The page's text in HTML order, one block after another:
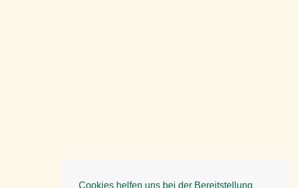
Cookies helfen uns bei der Bereitstellung